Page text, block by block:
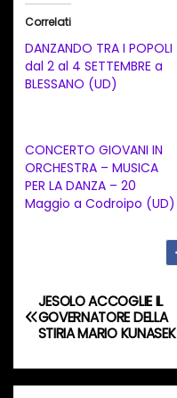
a
m
t
o
i
r
s
…
Correlati
DANZANDO TRA I POPOLI
dal 2 al 4 SETTEMBRE a
BLESSANO (UD)
CONCERTO GIOVANI IN
ORCHESTRA – MUSICA
PER LA DANZA – 20
Maggio a Codroipo (UD)
N
a
v
JESOLO ACCOGLIE IL
GOVERNATORE DELLA
STIRIA MARIO KUNASEK